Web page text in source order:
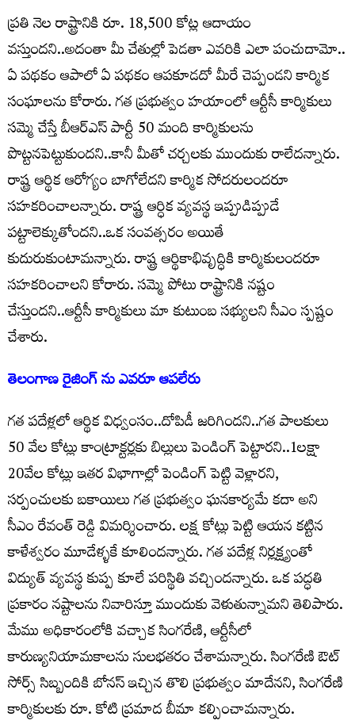
ప్రతి నెల రాష్ట్రానికి రూ. 18,500 కోట్ల ఆదాయం
వస్తుందని..అదంతా మీ చేతుల్లో పెడతా ఎవరికి ఎలా పంచుదామో..
ఏ పథకం ఆపాలో ఏ పథకం ఆపకూడదో మీరే చెప్పండని కార్మిక
సంఘాలను కోరారు. గత ప్రభుత్వం హయాంలో ఆర్టీసీ కార్మికులు
సమ్మె చేస్తే బీఆర్ఎస్ పార్టీ 50 మంది కార్మికులను
పొట్టనపెట్టుకుందని..కానీ మీతో చర్చలకు ముందుకు రాలేదన్నారు.
రాష్ట్ర ఆర్థిక ఆరోగ్యం బాగోలేదని కార్మిక సోదరులందరూ
సహకరించాలన్నారు. రాష్ట్ర ఆర్ధిక వ్యవస్థ ఇప్పుడిప్పుడే
పట్టాలెక్కుతోందని..ఒక సంవత్సరం అయితే
కుదురుకుంటామన్నారు. రాష్ట్ర ఆర్థికాభివృద్ధికి కార్మికులందరూ
సహకరించాలని కోరారు. సమ్మె పోటు రాష్ట్రానికి నష్టం
చేస్తుందని..ఆర్టీసీ కార్మికులు మా కుటుంబ సభ్యులని సీఎం స్పష్టం
చేశారు.
తెలంగాణ రైజింగ్ ను ఎవరూ ఆపలేరు
గత పదేళ్లలో ఆర్థిక విధ్వంసం..దోపిడీ జరిగిందని..గత పాలకులు
50 వేల కోట్లు కాంట్రాక్టర్లకు బిల్లులు పెండింగ్ పెట్టారని..1లక్షా
20వేల కోట్లు ఇతర విభాగాల్లో పెండింగ్ పెట్టి వెళ్లారని,
సర్పంచులకు బకాయిలు గత ప్రభుత్వం ఘనకార్యమే కదా అని
సీఎం రేవంత్ రెడ్డి విమర్శించారు. లక్ష కోట్లు పెట్టి ఆయన కట్టిన
కాళేశ్వరం మూడేళ్ళకే కూలిందన్నారు. గత పదేళ్ల నిర్లక్ష్యంతో
విద్యుత్ వ్యవస్థ కుప్ప కూలే పరిస్థితి వచ్చిందన్నారు. ఒక పద్ధతి
ప్రకారం నష్టాలను నివారిస్తూ ముందుకు వెళుతున్నామని తెలిపారు.
మేము అధికారంలోకి వచ్చాక సింగరేణి, ఆర్టీసీలో
కారుణ్యనియామకాలను సులభతరం చేశామన్నారు. సింగరేణి ఔట్
సోర్స్ సిబ్బందికి బోనస్ ఇచ్చిన తొలి ప్రభుత్వం మాదేనని, సింగరేణి
కార్మికులకు రూ. కోటి ప్రమాద బీమా కల్పించామన్నారు.